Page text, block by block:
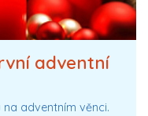
adventní
adventním věnci.